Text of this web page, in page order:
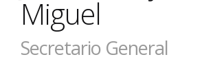
Miguel
Secretario General